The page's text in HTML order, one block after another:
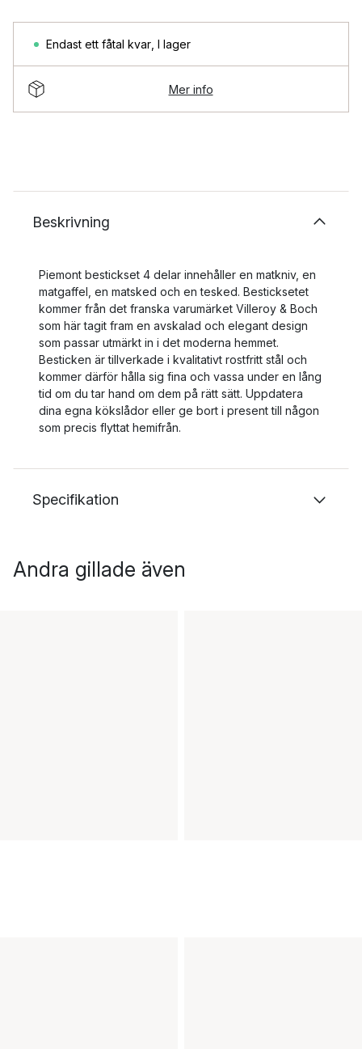
Endast ett fåtal kvar I lager
Mer info
Beskrivning
Piemont bestickset 4 delar innehåller en matkniv, en
matgaffel, en matsked och en tesked. Besticksetet
kommer från det franska varumärket Villeroy & Boch
som här tagit fram en avskalad och elegant design
som passar utmärkt in i det moderna hemmet.
Besticken är tillverkade i kvalitativt rostfritt stål och
kommer därför hålla sig fina och vassa under en lång
tid om du tar hand om dem på rätt sätt. Uppdatera
dina egna kökslådor eller ge bort i present till någon
som precis flyttat hemifrån.
Specifikation
Andra gillade även